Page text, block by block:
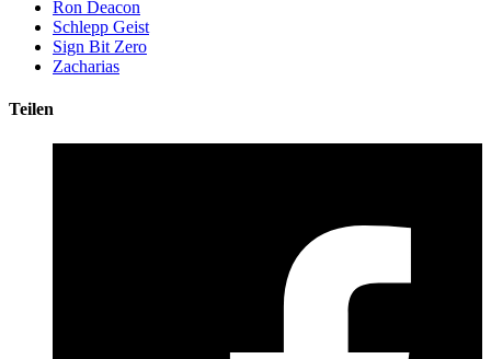
Ron Deacon
Schlepp Geist
Sign Bit Zero
Zacharias
Teilen